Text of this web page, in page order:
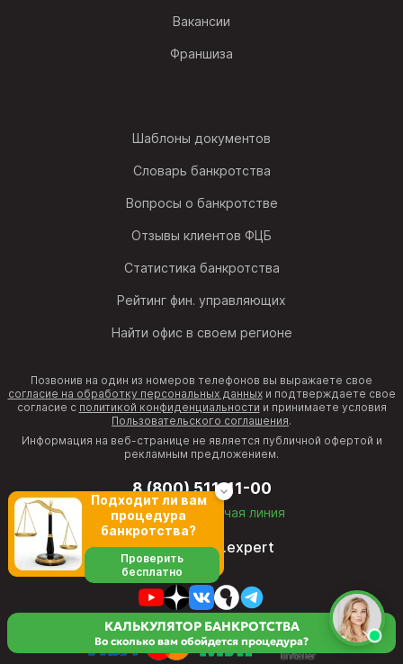
Вакансии
Франшиза
Шаблоны документов
Словарь банкротства
Вопросы о банкротстве
Отзывы клиентов ФЦБ
Статистика банкротства
Рейтинг фин. управляющих
Найти офис в своем регионе
Позвонив на один из номеров телефонов вы выражаете свое
согласие на обработку персональных данныхи подтверждаете свое
согласие с политикой конфиденциальности и принимаете условия
Пользовательского соглашения.
Информация на веб-странице не является публичной офертой и
рекламным предложением.
8 (800) 511-11-00
бесплатная горячая линия
director@fcb.expert
КАЛЬКУЛЯТОР БАНКРОТСТВА
Во сколько вам обойдется процедура?
Подходит ли вам
процедура
банкротства?
Проверить
бесплатно